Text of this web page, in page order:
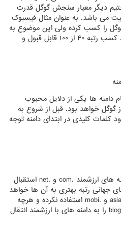
دیگر معیار سنجش گوگل قدرت
می باشد. به عنوان مثال فیسبوک
سنجش گوگل را کسب کرده ولی این موضوع به
سادگی ممکن نخواهد بود. هرچند کسب رتبه ۴۰ از ۱۰۰ قابل قبول و
دامنه ها یکی از دلایل محبوب
گوگل خواهد بود. قبل از شروع به
کلیدی در ابتدای دامنه توجه
های ارزشمند.com و.net
استقبال
جهانی رتبه بهتری به آن ها خواهد
و.mobi
استفاده نکرده و هرچه
را به دامنه های با ارزشمند انتقال